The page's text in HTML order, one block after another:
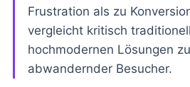
Frustration als zu
vergleicht kritisch
hochmodernen Lösungen
abwandernder Besucher.